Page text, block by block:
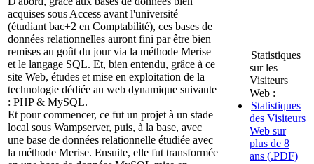
acquises sous Access avant l'université
(étudiant bac+2 en Comptabilité), ces bases de
données relationnelles auront fini par être bien
remises au goût du jour via la méthode Merise
et le langage SQL. Et, bien entendu, grâce à ce
site Web, études et mise en exploitation de la
technologie dédiée au web dynamique suivante
: PHP & MySQL.
Et pour commencer, ce fut un projet à un stade
local sous Wampserver, puis, à la base, avec
une base de données relationnelle étudiée avec
la méthode Merise. Ensuite, elle fut transformée
Statistiques
sur les
Visiteurs
Web :
Statistiques
des Visiteurs
Web sur
plus de 8
ans (.PDF)